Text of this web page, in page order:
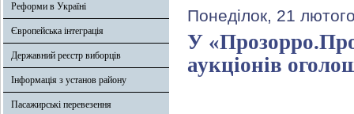
Реформи в Україні
Європейська інтеграція
Державний реєстр виборців
Інформація з установ району
Пасажирські перевезення
Понеділок, 21
У
аукціонів